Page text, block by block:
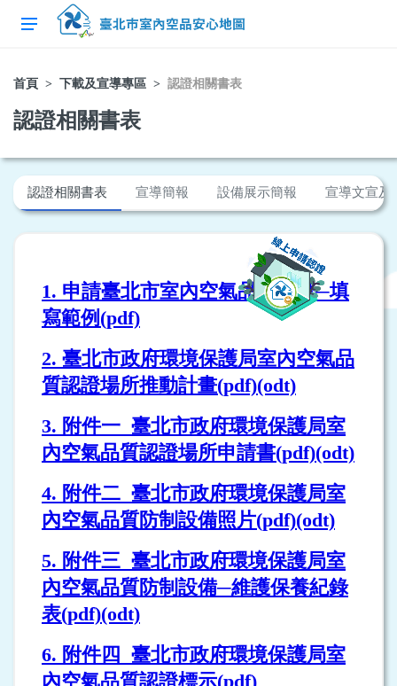
首頁 下載及宣導專區 認證相關書表
認證相關書表
認證相關書表 宣導簡報 設備展示簡報 宣導文宣及